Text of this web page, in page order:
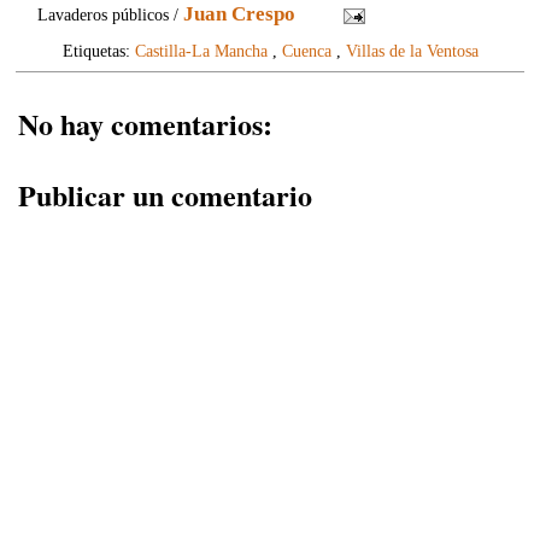
Lavaderos públicos /Juan Crespo
Etiquetas: Castilla-La Mancha, Cuenca, Villas de la Ventosa
No hay comentarios:
Publicar un comentario